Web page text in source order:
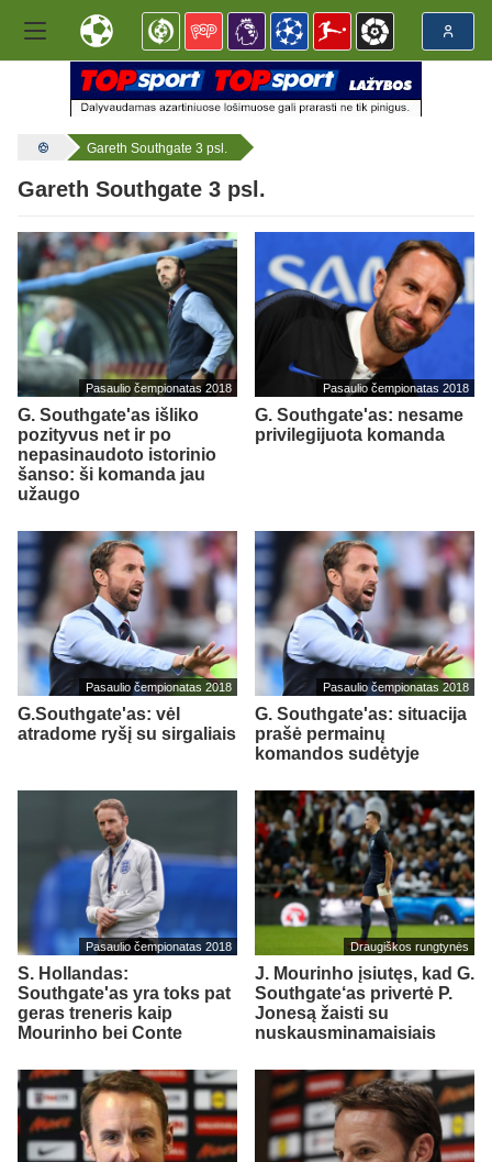
Gareth Southgate 3 psl.
Gareth Southgate 3 psl.
Pasaulio čempionatas 2018
G. Southgate'as išliko
pozityvus net ir po
nepasinaudoto istorinio
šanso: ši komanda jau
užaugo
Pasaulio čempionatas 2018
G. Southgate'as: nesame
privilegijuota komanda
Pasaulio čempionatas 2018
G.Southgate'as: vėl
atradome ryšį su sirgaliais
Pasaulio čempionatas 2018
G. Southgate'as: situacija
prašė permainų
komandos sudėtyje
Pasaulio čempionatas 2018
S. Hollandas:
Southgate'as yra toks pat
geras treneris kaip
Mourinho bei Conte
Draugiškos rungtynės
J. Mourinho įsiutęs, kad G.
Southgate‘as privertė P.
Jonesą žaisti su
nuskausminamaisiais